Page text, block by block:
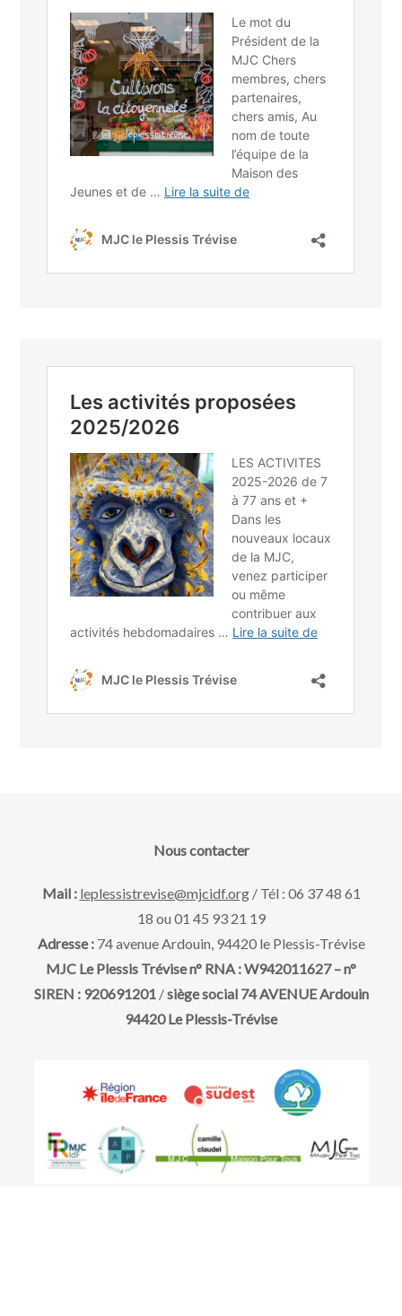
Nous contacter
Mail : leplessistrevise@mjcidf.org/ Tél : 06 37 48 61
18 ou 01 45 93 21 19
Adresse : 74 avenue Ardouin, 94420 le Plessis-Trévise
MJC Le Plessis Trévise n° RNA : W942011627 – n°
SIREN : 920691201/siège social 74 AVENUE Ardouin
94420 Le Plessis-Trévise